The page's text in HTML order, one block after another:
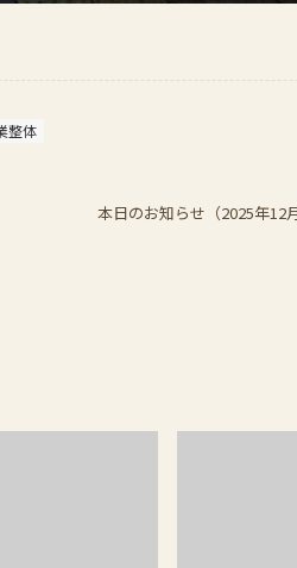
整体
本日のお知らせ（2025年12